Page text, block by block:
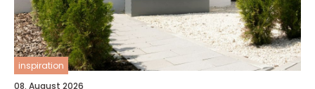
inspiration
08. August 2026